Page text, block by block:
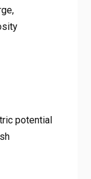
potential